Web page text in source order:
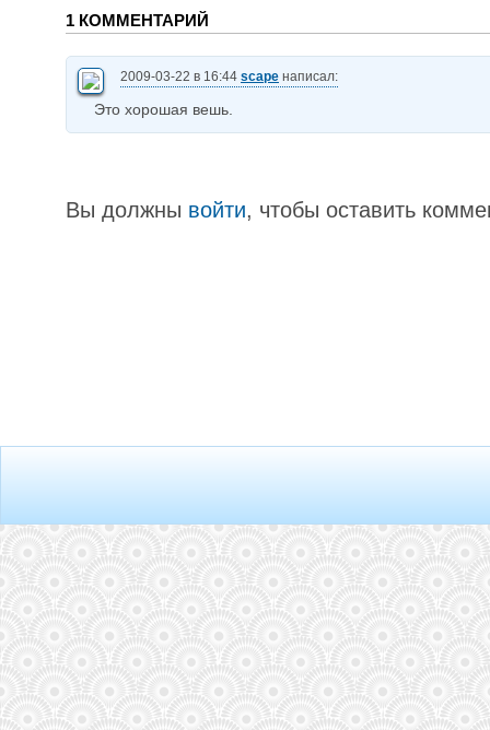
1 КОММЕНТАРИЙ
2009-03-22 в 16:44 scape написал:
Это хорошая вешь.
Вы должны войти, чтобы оставить